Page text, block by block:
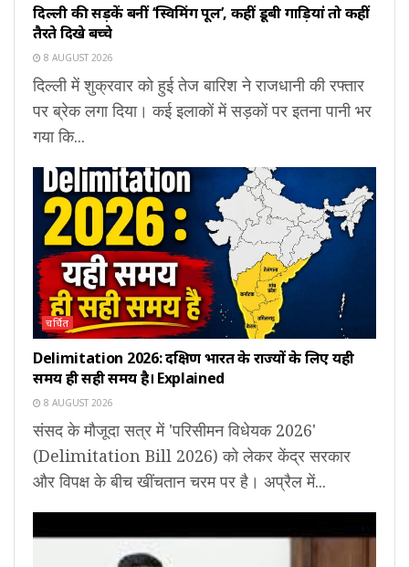
दिल्ली की सड़कें बनीं ‘स्विमिंग पूल’, कहीं डूबी गाड़ियां तो कहीं
तैरते दिखे बच्चे
8 AUGUST 2026
दिल्ली में शुक्रवार को हुई तेज बारिश ने राजधानी की रफ्तार
पर ब्रेक लगा दिया। कई इलाकों में सड़कों पर इतना पानी भर
गया कि...
चर्चित
Delimitation 2026: दक्षिण भारत के राज्यों के लिए यही
समय ही सही समय है। Explained
8 AUGUST 2026
संसद के मौजूदा सत्र में 'परिसीमन विधेयक 2026'
(Delimitation Bill 2026) को लेकर केंद्र सरकार
और विपक्ष के बीच खींचतान चरम पर है। अप्रैल में...